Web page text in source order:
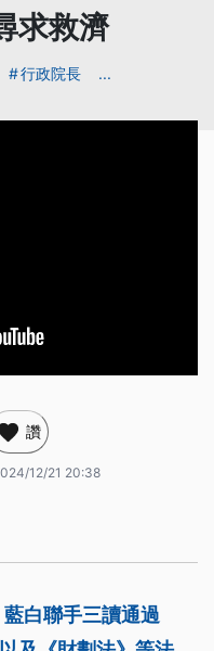
求救濟
行政院長 ...
讚
12/21 20:38
白聯手三讀通過